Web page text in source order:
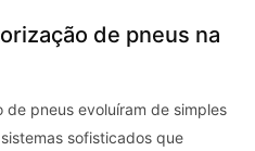
de pneus na
de pneus evoluíram de simples
sofisticados que